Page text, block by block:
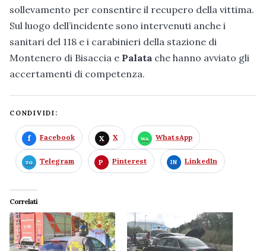
sollevamento per consentire il recupero della vittima.
Sul luogo dell’incidente sono intervenuti anche i
sanitari del 118 e i carabinieri della stazione di
Montenero di Bisaccia e Palata che hanno avviato gli
accertamenti di competenza.
CONDIVIDI:
Facebook X WhatsApp
Telegram Pinterest LinkedIn
Correlati